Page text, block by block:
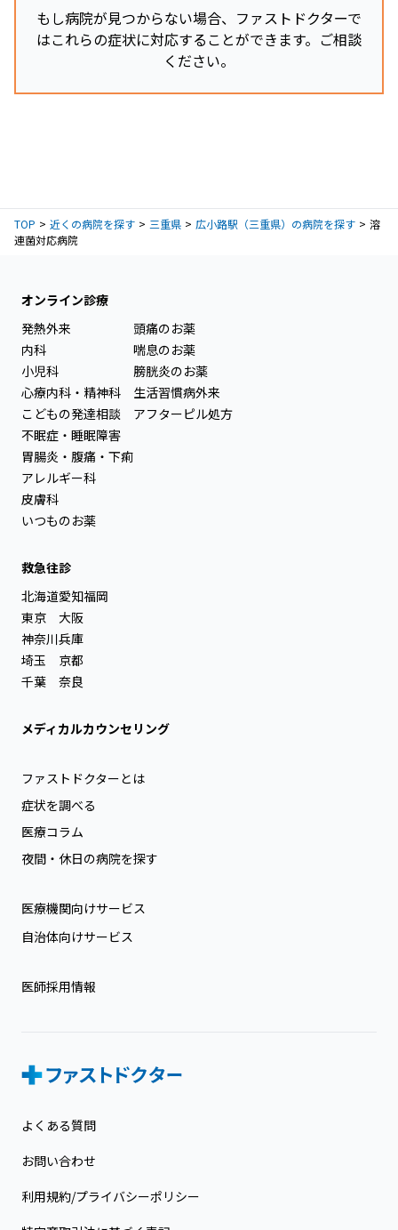
もし病院が見つからない場合、ファストドクターで
はこれらの症状に対応することができます。ご相談
ください。
TOP 近くの病院を探す 三重県 広小路駅（三重県）の病院を探す
溶
連菌対応病院
オンライン診療
発熱外来
内科
小児科
心療内科・精神科
こどもの発達相談
不眠症・睡眠障害
胃腸炎・腹痛・下痢
アレルギー科
皮膚科
いつものお薬
頭痛のお薬
喘息のお薬
膀胱炎のお薬
生活習慣病外来
アフターピル処方
救急往診
北海道
東京
神奈川
埼玉
千葉
愛知
大阪
兵庫
京都
奈良
福岡
メディカルカウンセリング
ファストドクターとは
症状を調べる
医療コラム
夜間・休日の病院を探す
医療機関向けサービス
自治体向けサービス
医師採用情報
よくある質問
お問い合わせ
利用規約/プライバシーポリシー